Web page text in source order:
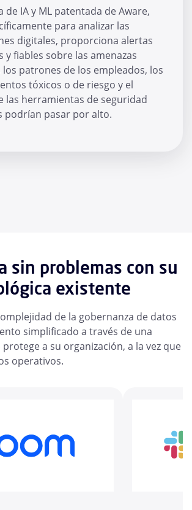
de IA y ML patentada de Aware,
para analizar las
digitales, proporciona alertas
y fiables sobre las amenazas
patrones de los empleados, los
tóxicos o de riesgo y el
las herramientas de seguridad
podrían pasar por alto.
sin problemas con su
existente
de la gobernanza de datos
simplificado a través de una
a su organización, a la vez que
operativos.